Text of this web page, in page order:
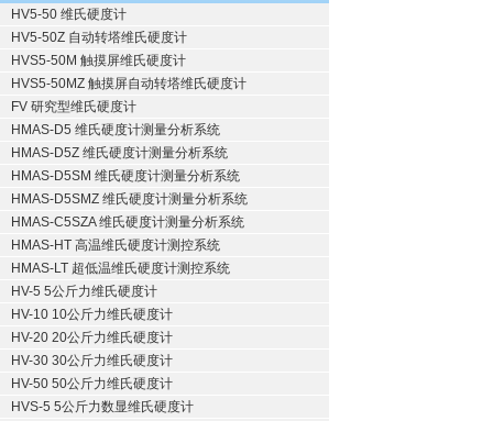
HV5-50 维氏硬度计
HV5-50Z 自动转塔维氏硬度计
HVS5-50M 触摸屏维氏硬度计
HVS5-50MZ 触摸屏自动转塔维氏硬度计
FV 研究型维氏硬度计
HMAS-D5 维氏硬度计测量分析系统
HMAS-D5Z 维氏硬度计测量分析系统
HMAS-D5SM 维氏硬度计测量分析系统
HMAS-D5SMZ 维氏硬度计测量分析系统
HMAS-C5SZA 维氏硬度计测量分析系统
HMAS-HT 高温维氏硬度计测控系统
HMAS-LT 超低温维氏硬度计测控系统
HV-5 5公斤力维氏硬度计
HV-10 10公斤力维氏硬度计
HV-20 20公斤力维氏硬度计
HV-30 30公斤力维氏硬度计
HV-50 50公斤力维氏硬度计
HVS-5 5公斤力数显维氏硬度计